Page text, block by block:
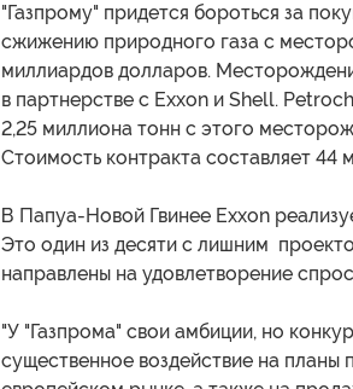
"Газпрому" придется бороться за
сжижению природного газа с
миллиардов долларов.
в партнерстве с Exxon и Shell.
2,25 миллиона тонн с этого
Стоимость контракта составляет 44
В Папуа-Новой Гвинее Exxon
Это один из десяти с лишним
направлены на удовлетворение
"У "Газпрома" свои амбиции, но
существенное воздействие на